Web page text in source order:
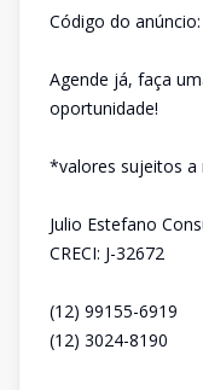
Código do
Agende já, faça
oportunidade!
*valores sujeitos a
Julio Estefano
CRECI: J-32672
(12) 99155-6919
(12) 3024-8190